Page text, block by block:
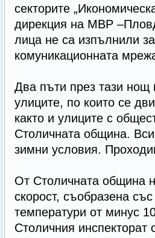
секторите
дирекция на МВР
лица не са изпълнили
комуникационната
Два пъти през тази нощ
улиците, по които се
както и улиците с
Столичната община.
зимни условия.
От Столичната община
скорост, съобразена
температури от минус
Столичния инспекторат